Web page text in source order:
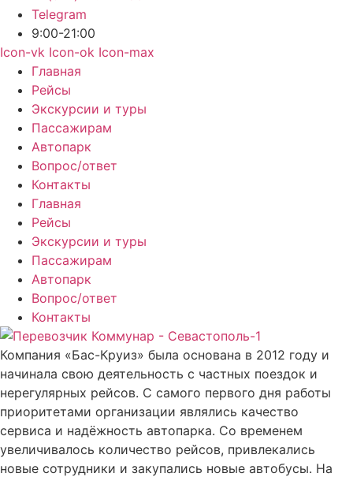
Telegram
9:00-21:00
Icon-vk Icon-ok Icon-max
Главная
Рейсы
Экскурсии и туры
Пассажирам
Автопарк
Вопрос/ответ
Контакты
Главная
Рейсы
Экскурсии и туры
Пассажирам
Автопарк
Вопрос/ответ
Контакты
Компания «Бас-Круиз» была основана в 2012 году и
начинала свою деятельность с частных поездок и
нерегулярных рейсов. С самого первого дня работы
приоритетами организации являлись качество
сервиса и надёжность автопарка. Со временем
увеличивалось количество рейсов, привлекались
новые сотрудники и закупались новые автобусы. На